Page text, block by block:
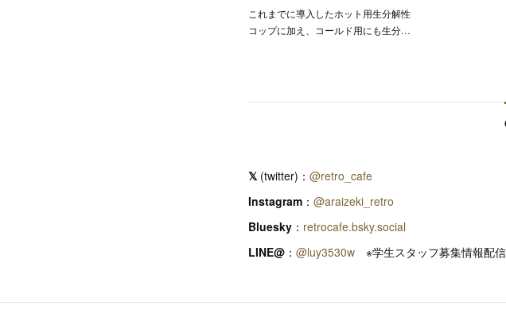
これまでに導入したホット用生分解性
コップに加え、コールド用にも生分…
𝕏 (twitter)： @retro_cafe
Instagram ： @araizeki_retro
Bluesky ： retrocafe.bsky.social
LINE@ ： @luy3530w ※学生スタッフ募集情報配